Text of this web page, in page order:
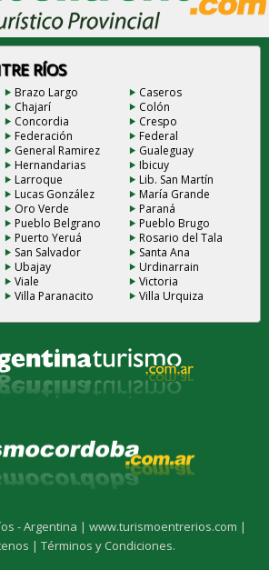
RÍOS
Brazo Largo
Caseros
Chajarí
Colón
Concordia
Crespo
Federación
Federal
General Ramirez
Gualeguay
Hernandarias
Ibicuy
Larroque
Lib. San Martín
Lucas González
María Grande
Oro Verde
Paraná
Pueblo Belgrano
Pueblo Brugo
Puerto Yeruá
Rosario del Tala
San Salvador
Santa Ana
Ubajay
Urdinarrain
Viale
Victoria
Villa Paranacito
Villa Urquiza
- Argentina |www.turismoentrerios.com |
|Términos y Condiciones.